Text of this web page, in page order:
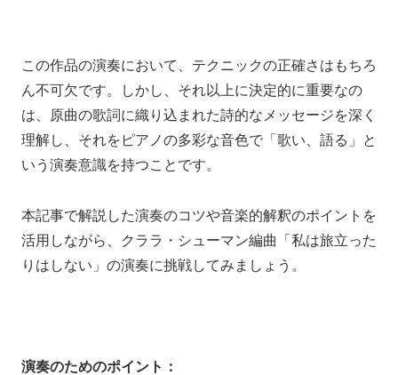
この作品の演奏において、テクニックの正確さはもちろ
ん不可欠です。しかし、それ以上に決定的に重要なの
は、原曲の歌詞に織り込まれた詩的なメッセージを深く
理解し、それをピアノの多彩な音色で「歌い、語る」と
いう演奏意識を持つことです。
本記事で解説した演奏のコツや音楽的解釈のポイントを
活用しながら、クララ・シューマン編曲「私は旅立った
りはしない」の演奏に挑戦してみましょう。
演奏のためのポイント：